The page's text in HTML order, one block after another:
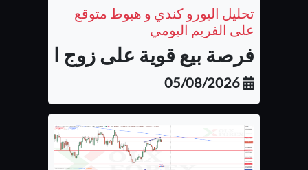
تحليل اليورو كندي و هبوط متوقع
على الفريم اليومي
فرصة بيع قوية على زوج اليورو
05/08/2026